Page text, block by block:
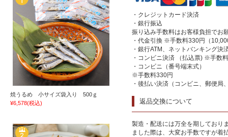
・クレジットカード決済
・銀行振込
振り込み手数料はお客様負担でお
・代金引換 ※手数料330円（
・銀行ATM、ネットバンキング
・コンビニ決済 （払込票) ※手数
・コンビニ（番号端末式）
※手数料330円
・後払い決済（コンビニ、郵便
返品交換について
製造・配送には万全を期しており
ました際は、大変お手数ですが着
焼うるめ 小サイズ袋入り 500ｇ
¥6,578(税込)